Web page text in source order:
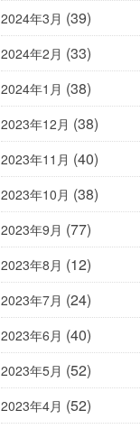
2024年3月 (39)
2024年2月 (33)
2024年1月 (38)
2023年12月 (38)
2023年11月 (40)
2023年10月 (38)
2023年9月 (77)
2023年8月 (12)
2023年7月 (24)
2023年6月 (40)
2023年5月 (52)
2023年4月 (52)